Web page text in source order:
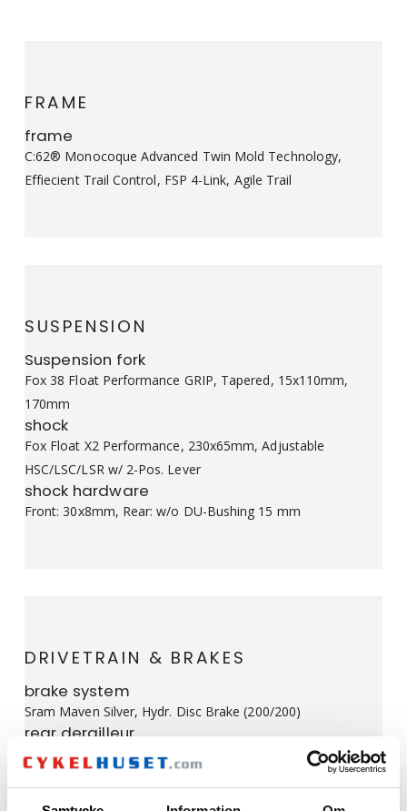
FRAME
frame
C:62® Monocoque Advanced Twin Mold Technology,
Effiecient Trail Control, FSP 4-Link, Agile Trail
SUSPENSION
Suspension fork
Fox 38 Float Performance GRIP, Tapered, 15x110mm,
170mm
shock
Fox Float X2 Performance, 230x65mm, Adjustable
HSC/LSC/LSR w/ 2-Pos. Lever
shock hardware
Front: 30x8mm, Rear: w/o DU-Bushing 15 mm
DRIVETRAIN & BRAKES
brake system
Sram Maven Silver, Hydr. Disc Brake (200/200)
rear derailleur
Sram Eagle 90 Transmission, 12-Speed
shifters